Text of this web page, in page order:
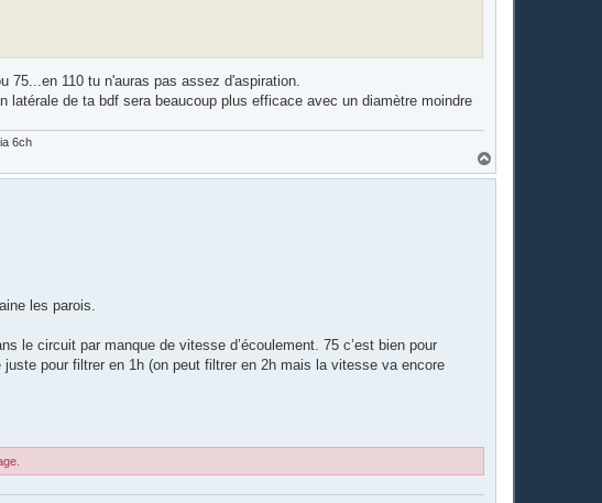
75...en 110 tu n'auras pas assez d'aspiration.
latérale de ta bdf sera beaucoup plus efficace avec un diamètre moindre
6ch
a
les parois.
le circuit par manque de vitesse d’écoulement. 75 c’est bien pour
pour filtrer en 1h (on peut filtrer en 2h mais la vitesse va encore